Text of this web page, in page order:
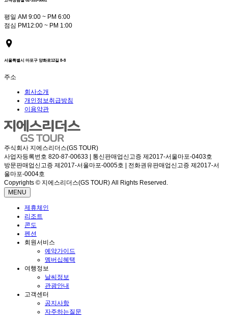
평일 AM 9:00 ~ PM 6:00
점심 PM12:00 ~ PM 1:00
서울특별시 마포구 양화로12길 8-8
주소
회사소개
개인정보취급방침
이용약관
주식회사 지에스리더스(GS TOUR)
사업자등록번호 820-87-00633 | 통신판매업신고증 제2017-서울마포-0403호
방문판매업신고증 제2017-서울마포-0005호 | 전화권유판매업신고증 제2017-서
울마포-0004호
Copyrights © 지에스리더스(GS TOUR) All Rights Reserved.
MENU
제휴체인
리조트
콘도
펜션
회원서비스
예약가이드
멤버십혜택
여행정보
날씨정보
관광안내
고객센터
공지사항
자주하는질문